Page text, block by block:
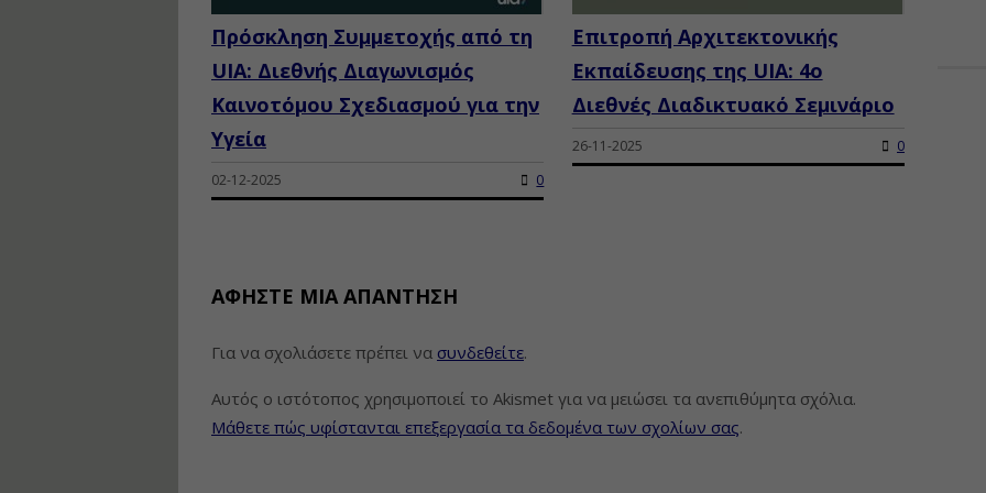
Πρόσκληση Συμμετοχής από τη
UIA: Διεθνής Διαγωνισμός
Καινοτόμου Σχεδιασμού για την
Υγεία
02-12-2025 0
Επιτροπή Αρχιτεκτονικής
Εκπαίδευσης της UIA: 4ο
Διεθνές Διαδικτυακό Σεμινάριο
26-11-2025 0
ΑΦΉΣΤΕ ΜΙΑ ΑΠΆΝΤΗΣΗ
Για να σχολιάσετε πρέπει να συνδεθείτε.
Αυτός ο ιστότοπος χρησιμοποιεί το Akismet για να μειώσει τα ανεπιθύμητα σχόλια.
Μάθετε πώς υφίστανται επεξεργασία τα δεδομένα των σχολίων σας.